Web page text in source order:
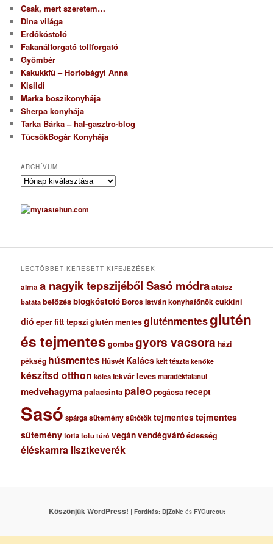
Csak, mert szeretem…
Dina világa
Erdőkóstoló
Fakanálforgató tollforgató
Gyömbér
Kakukkfű – Hortobágyi Anna
Kisildi
Marka boszikonyhája
Sherpa konyhája
Tarka Bárka – hal-gasztro-blog
TücsökBogár Konyhája
ARCHÍVUM
A
c
h
u
LEGTÖBBET KERESETT KIFEJEZÉSEK
almaa nagyik tepszijéből Sasó módraataisz
batáta befőzésblogkóstoló Boros István konyhafőnökcukkini
dió eperfitt tepszi glutén mentesgluténmentesglutén
és tejmentes gombagyors vacsora házi
pékség húsmentesHúsvét Kalácskelt tészta kenőke
készítsd otthon köles lekvárlevesmaradéktalanul
medvehagymapalacsinta paleopogácsarecept
Sasó spárgasüteménysütőtöktejmentestejmentes
süteménytorta totu túró vegánvendégváróédesség
éléskamra lisztkeverék
Köszönjük WordPress! | Fordítás: DjZoNeés FYGureout